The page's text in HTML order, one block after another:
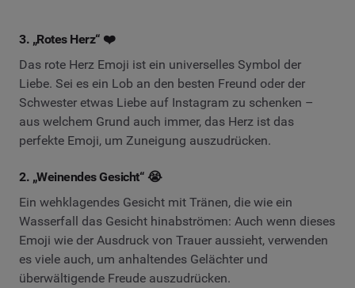
3. „Rotes Herz“ ❤️
Das rote Herz Emoji ist ein universelles Symbol der
Liebe. Sei es ein Lob an den besten Freund oder der
Schwester etwas Liebe auf Instagram zu schenken –
aus welchem Grund auch immer, das Herz ist das
perfekte Emoji, um Zuneigung auszudrücken.
2. „Weinendes Gesicht“ 😭
Ein wehklagendes Gesicht mit Tränen, die wie ein
Wasserfall das Gesicht hinabströmen: Auch wenn dieses
Emoji wie der Ausdruck von Trauer aussieht, verwenden
es viele auch, um anhaltendes Gelächter und
überwältigende Freude auszudrücken.